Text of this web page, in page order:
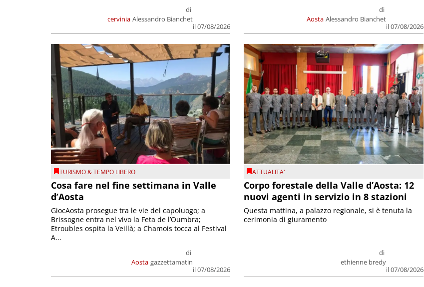
cervinia
di
Alessandro Bianchet
il 07/08/2026
Aosta
di
Alessandro Bianchet
il 07/08/2026
TURISMO & TEMPO LIBERO
Cosa fare nel fine settimana in Valle
d’Aosta
Aosta
di
gazzettamatin
il 07/08/2026
GiocAosta prosegue tra le vie del capoluogo; a
Brissogne entra nel vivo la Feta de l’Oumbra;
Etroubles ospita la Veillà; a Chamois tocca al Festival
A...
ATTUALITA'
Corpo forestale della Valle d’Aosta: 12
nuovi agenti in servizio in 8 stazioni
di
ethienne bredy
il 07/08/2026
Questa mattina, a palazzo regionale, si è tenuta la
cerimonia di giuramento